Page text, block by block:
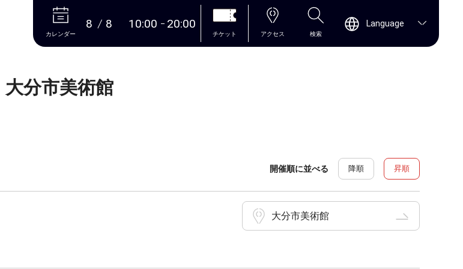
本文へ
カレンダー
8 8 10:00 20:00
チケット アクセス 検索
Language
大分市美術館
開催順に並べる 降順 昇順
大分市美術館